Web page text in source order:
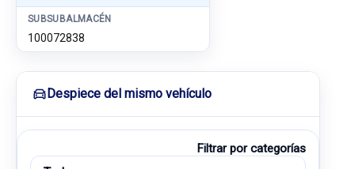
SUBSUBALMACÉN
100072838
Despiece del mismo vehículo
Filtrar por categorías